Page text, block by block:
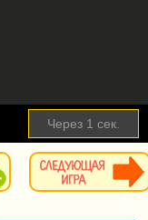
Через 1 сек.